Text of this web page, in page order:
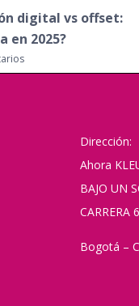
tu marca
Dirección:
Ahora
BAJO UN
CARRERA
Bogotá –